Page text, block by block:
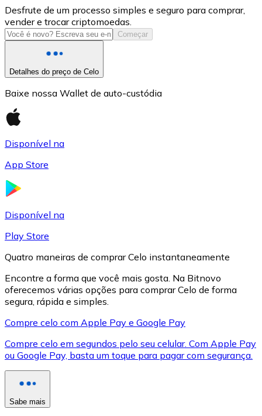
USD Coin
USDC
XRP
XRP
Desfrute de um processo simples e seguro para comprar,
vender e trocar criptomoedas.
Começar
Detalhes do preço de Celo
Baixe nossa Wallet de auto-custódia
Disponível na
App Store
Disponível na
Play Store
Quatro maneiras de comprar Celo instantaneamente
Encontre a forma que você mais gosta. Na Bitnovo
oferecemos várias opções para comprar Celo de forma
segura, rápida e simples.
Compre celo com Apple Pay e Google Pay
Compre celo em segundos pelo seu celular. Com Apple Pay
ou Google Pay, basta um toque para pagar com segurança.
Sabe mais